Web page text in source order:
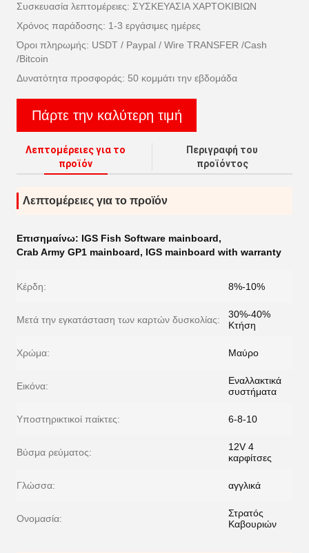
Συσκευασία λεπτομέρειες: ΣΥΣΚΕΥΑΣΙΑ ΧΑΡΤΟΚΙΒΙΩΝ
Χρόνος παράδοσης: 1-3 εργάσιμες ημέρες
Όροι πληρωμής: USDT / Paypal / Wire TRANSFER /Cash
/Bitcoin
Δυνατότητα προσφοράς: 50 κομμάτι την εβδομάδα
Πάρτε την καλύτερη τιμή
Λεπτομέρειες για το
προϊόν
Περιγραφή του
προϊόντος
Λεπτομέρειες για το προϊόν
Επισημαίνω: IGS Fish Software mainboard,
Crab Army GP1 mainboard, IGS mainboard with warranty
Κέρδη: 8%-10%
Μετά την εγκατάσταση των καρτών δυσκολίας:
30%-40%
Κτήση
Χρώμα: Μαύρο
Εικόνα:
Εναλλακτικά
συστήματα
Υποστηρικτικοί παίκτες: 6-8-10
Βύσμα ρεύματος:
12V 4
καρφίτσες
Γλώσσα: αγγλικά
Ονομασία:
Στρατός
Καβουριών